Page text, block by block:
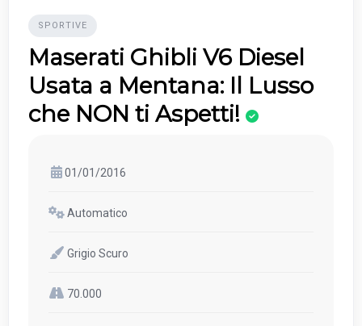
SPORTIVE
Maserati Ghibli V6 Diesel
Usata a Mentana: Il Lusso
che NON ti Aspetti!
01/01/2016
Automatico
Grigio Scuro
70.000